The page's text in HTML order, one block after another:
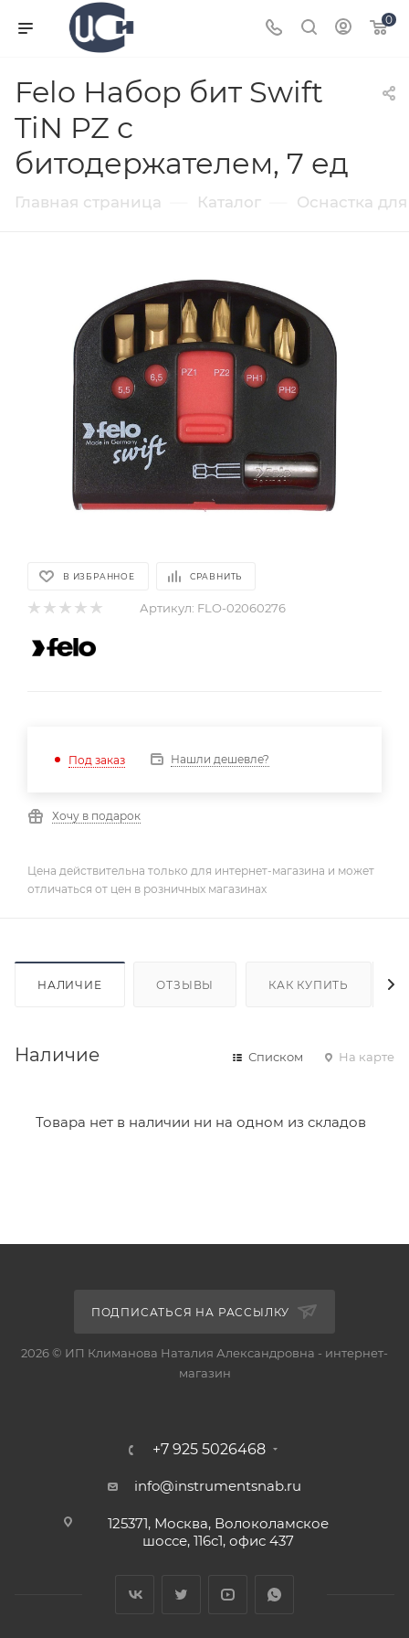
0
Felo Набор бит Swift
TiN PZ с
битодержателем, 7 ед
Главная страница Каталог Оснастка
В ИЗБРАННОЕ СРАВНИТЬ
Артикул: FLO-02060276
Под заказ Нашли дешевле?
Хочу в подарок
Цена действительна только для интернет-магазина и может
отличаться от цен в розничных магазинах
НАЛИЧИЕ ОТЗЫВЫ КАК КУПИТЬ
Наличие Списком На карте
Товара нет в наличии ни на одном из складов
ПОДПИСАТЬСЯ НА РАССЫЛКУ
2026 © ИП Климанова Наталия Александровна - интернет-
магазин
+7 925 5026468
info@instrumentsnab.ru
125371, Москва, Волоколамское
шоссе, 116с1, офис 437